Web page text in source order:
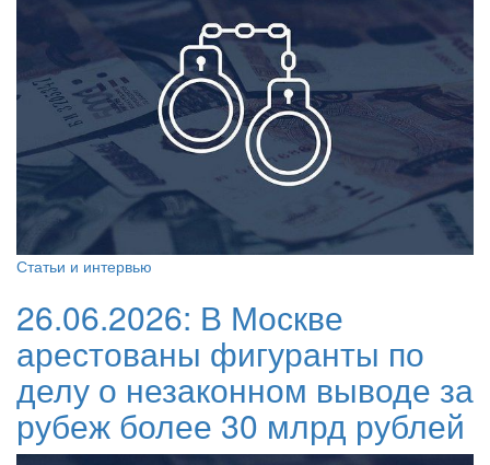
Статьи и интервью
26.06.2026: В Москве
арестованы фигуранты по
делу о незаконном выводе за
рубеж более 30 млрд рублей